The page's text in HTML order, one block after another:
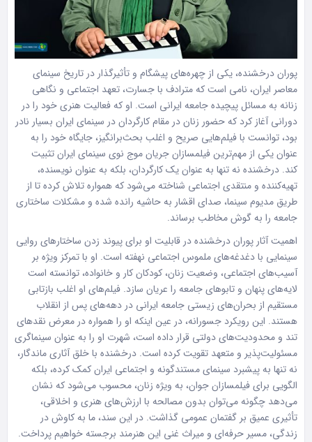
پوران درخشنده، یکی از چهره‌های پیشگام و تأثیرگذار در تاریخ سینمای
معاصر ایران، نامی است که مترادف با جسارت، تعهد اجتماعی و نگاهی
زنانه به مسائل پیچیده جامعه ایرانی است. او که فعالیت هنری خود را در
دورانی آغاز کرد که حضور زنان در مقام کارگردان در سینمای ایران بسیار نادر
بود، توانست با فیلم‌هایی صریح و اغلب بحث‌برانگیز، جایگاه خود را به
عنوان یکی از مهم‌ترین فیلمسازان جریان موج نوی سینمای ایران تثبیت
کند. درخشنده نه تنها به عنوان یک کارگردان، بلکه به عنوان نویسنده،
تهیه‌کننده و منتقدی اجتماعی شناخته می‌شود که همواره تلاش کرده تا از
طریق مدیوم سینما، صدای اقشار به حاشیه رانده شده و مشکلات ساختاری
جامعه را به گوش مخاطب برساند.
اهمیت آثار پوران درخشنده در قابلیت او برای پیوند زدن ساختارهای روایی
سینمایی با دغدغه‌های ملموس اجتماعی نهفته است. او با تمرکز ویژه بر
آسیب‌های اجتماعی، وضعیت زنان، کودکان کار و خانواده، توانسته است
لایه‌های پنهان و تابوهای جامعه را عریان سازد. فیلم‌های او اغلب بازتابی
مستقیم از بحران‌های زیستی جامعه ایرانی در دهه‌های پس از انقلاب
هستند. این رویکرد جسورانه، در عین اینکه او را همواره در معرض نقدهای
تند و محدودیت‌های دولتی قرار داده است، شهرت او را به عنوان سینماگری
مسئولیت‌پذیر و متعهد تقویت کرده است. درخشنده با خلق آثاری ماندگار،
نه تنها به پیشبرد سینمای مستندگونه و اجتماعی ایران کمک کرده، بلکه
الگویی برای فیلمسازان جوان، به ویژه زنان، محسوب می‌شود که نشان
می‌دهد چگونه می‌توان بدون مصالحه با ارزش‌های هنری و اخلاقی،
تأثیری عمیق بر گفتمان عمومی گذاشت. در این سند، ما به کاوش در
زندگی، مسیر حرفه‌ای و میراث غنی این هنرمند برجسته خواهیم پرداخت.